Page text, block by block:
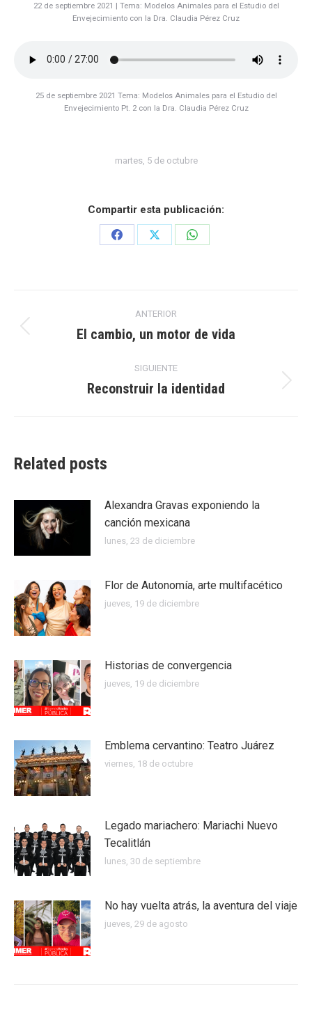
22 de septiembre 2021 | Tema: Modelos Animales para el Estudio del
Envejecimiento con la Dra. Claudia Pérez Cruz
25 de septiembre 2021 Tema: Modelos Animales para el Estudio del
Envejecimiento Pt. 2 con la Dra. Claudia Pérez Cruz
martes, 5 de octubre
Compartir esta publicación:
Share
Share
Share
entre
publicaciones
ANTERIOR
Publicación
El cambio, un motor de vida
SIGUIENTE
Publicación
Reconstruir la identidad
Related posts
Alexandra Gravas exponiendo la
canción mexicana
lunes, 23 de diciembre
Flor de Autonomía, arte multifacético
jueves, 19 de diciembre
Historias de convergencia
jueves, 19 de diciembre
Emblema cervantino: Teatro Juárez
viernes, 18 de octubre
Legado mariachero: Mariachi Nuevo
Tecalitlán
lunes, 30 de septiembre
No hay vuelta atrás, la aventura del viaje
jueves, 29 de agosto